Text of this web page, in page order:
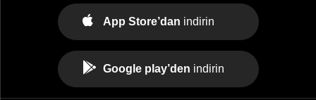
App Store’dan indirin
Google play’den indirin